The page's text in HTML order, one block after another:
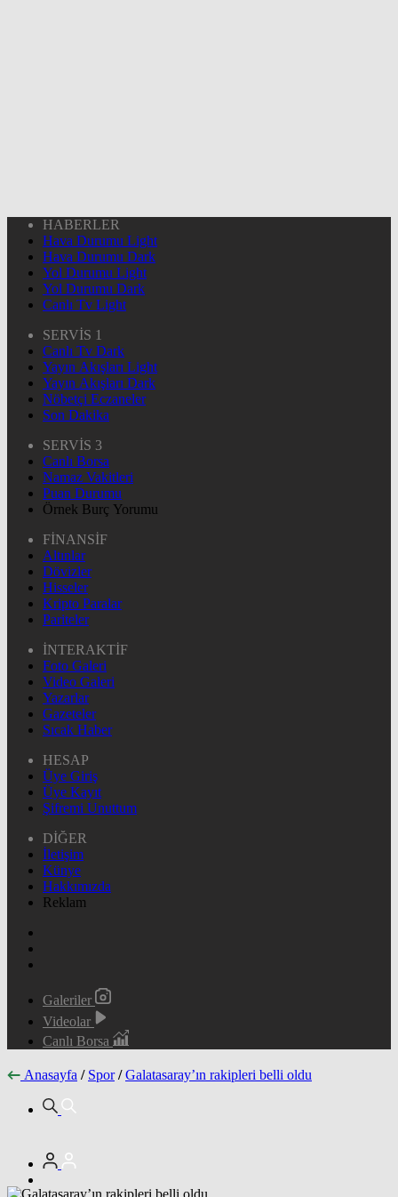
HABERLER
Hava Durumu Light
Hava Durumu Dark
Yol Durumu Light
Yol Durumu Dark
Canlı Tv Light
SERVİS 1
Canlı Tv Dark
Yayın Akışları Light
Yayın Akışları Dark
Nöbetçi Eczaneler
Son Dakika
SERVİS 3
Canlı Borsa
Namaz Vakitleri
Puan Durumu
Örnek Burç Yorumu
FİNANSİF
Altınlar
Dövizler
Hisseler
Kripto Paralar
Pariteler
İNTERAKTİF
Foto Galeri
Video Galeri
Yazarlar
Gazeteler
Sıcak Haber
HESAP
Üye Giriş
Üye Kayıt
Şifremi Unuttum
DİĞER
İletişim
Künye
Hakkımızda
Reklam
Galeriler
Videolar
Canlı Borsa
Anasayfa / Spor / Galatasaray’ın rakipleri belli oldu